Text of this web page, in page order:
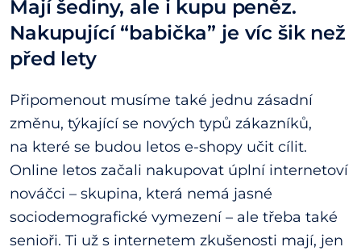
Mají šediny, ale i kupu peněz.
Nakupující “babička” je víc šik než
před lety
Připomenout musíme také jednu zásadní
změnu, týkající se nových typů zákazníků,
na které se budou letos e-shopy učit cílit.
Online letos začali nakupovat úplní internetoví
nováčci – skupina, která nemá jasné
sociodemografické vymezení – ale třeba také
senioři. Ti už s internetem zkušenosti mají, jen